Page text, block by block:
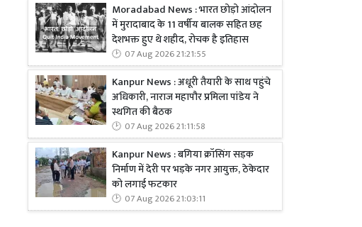
Moradabad News : भारत छोड़ो आंदोलन
में मुरादाबाद के 11 वर्षीय बालक सहित छह
देशभक्त हुए थे शहीद, रोचक है इतिहास
07 Aug 2026 21:21:55
Kanpur News : अधूरी तैयारी के साथ पहुंचे
अधिकारी, नाराज महापौर प्रमिला पांडेय ने
स्थगित की बैठक
07 Aug 2026 21:11:58
Kanpur News : बगिया क्रॉसिंग सड़क
निर्माण में देरी पर भड़के नगर आयुक्त, ठेकेदार
को लगाई फटकार
07 Aug 2026 21:03:11